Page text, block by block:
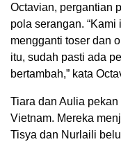
Octavian, pergantian
pola serangan.
mengganti toser dan
itu, sudah pasti ada
bertambah,” kata
Tiara dan Aulia
Vietnam. Mereka
Tisya dan Nurlaili